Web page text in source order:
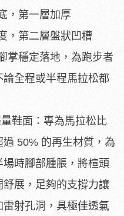
，第一層加厚
，第二層盤狀凹槽
掌穩定落地，為跑步者
全程或半程馬拉松都
鞋面：專為馬拉松比
50% 的再生材質，為
時腳部腫脹，將楦頭
展，足夠的支撐力讓
射孔洞，具極佳透氣